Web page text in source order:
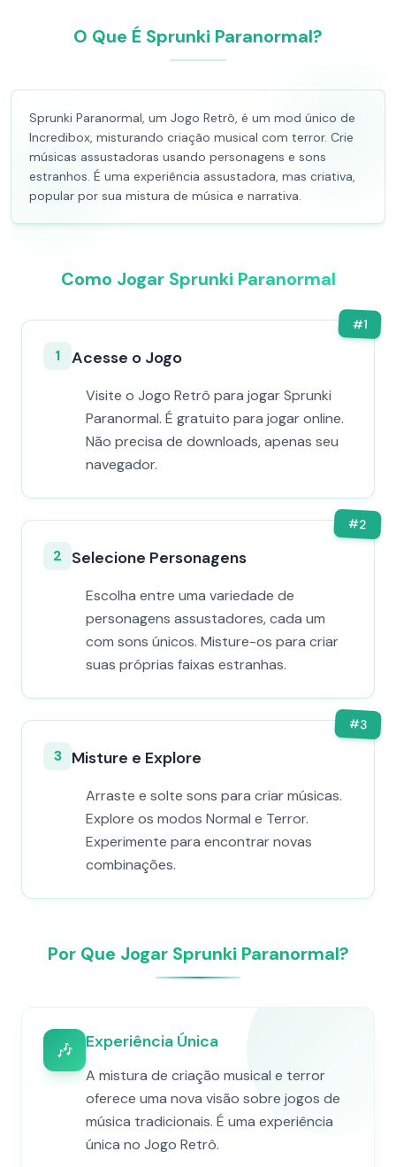
O Que É Sprunki Paranormal?
Sprunki Paranormal, um Jogo Retrô, é um mod único de
Incredibox, misturando criação musical com terror. Crie
músicas assustadoras usando personagens e sons
estranhos. É uma experiência assustadora, mas criativa,
popular por sua mistura de música e narrativa.
Como Jogar Sprunki Paranormal
#1
1 Acesse o Jogo
Visite o Jogo Retrô para jogar Sprunki
Paranormal. É gratuito para jogar online.
Não precisa de downloads, apenas seu
navegador.
#2
2 Selecione Personagens
Escolha entre uma variedade de
personagens assustadores, cada um
com sons únicos. Misture-os para criar
suas próprias faixas estranhas.
#3
3 Misture e Explore
Arraste e solte sons para criar músicas.
Explore os modos Normal e Terror.
Experimente para encontrar novas
combinações.
Por Que Jogar Sprunki Paranormal?
🎶 Experiência Única
A mistura de criação musical e terror
oferece uma nova visão sobre jogos de
música tradicionais. É uma experiência
única no Jogo Retrô.